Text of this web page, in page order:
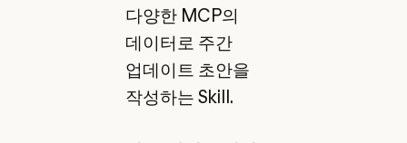
다양한 MCP의
데이터로 주간
업데이트 초안을
작성하는 Skill.